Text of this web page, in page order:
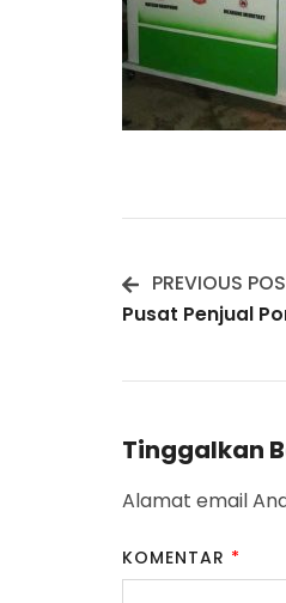
Post
PREVIOUS
Pusat Penjual
Tinggalkan
Alamat email
KOMENTAR *